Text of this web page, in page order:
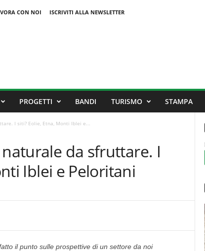
CON NOI ISCRIVITI ALLA NEWSLETTER
PROGETTI BANDI TURISMO STAMPA
I siti? Eolie, Etna, Monti Iblei e...
da sfruttare. I
Iblei e Peloritani
il punto sulle prospettive di un settore da noi